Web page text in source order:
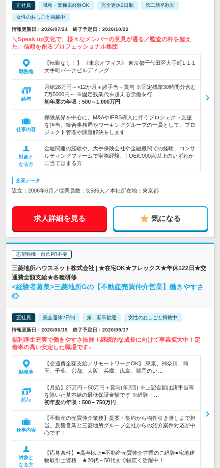
正社員 職種・業種未経験OK 完全週休2日制 第二新卒歓迎
女性のおしごと掲載中
情報更新日：2026/07/24 終了予定日：2026/10/22
＼Speak up文化で、様々なメンバーの意見が通る／監査の枠を超え
た、信頼を創るプロフェッショナル集団
勤務地
【転勤なし！】 《東京オフィス》 東京都千代田区大手町1-1-1
大手町パークビルディング
給与
月給28万円～×12か月＋諸手当＋賞与 ※固定残業30時間分含む
7万5000円～ ※固定残業代を超える労働を行…
初年度の年収： 500～1,000万円
仕事内容
保険業界を中心に、M&AやIFRS導入に伴うプロジェクト支援
を担当。統合事務局やワーキンググループの一員として、プロ
ジェクト管理や課題解決をします
対象と
なる方
金融関連の経験や、大手保険会社や金融機関での経験、コンサ
ルティングファームで実務経験、TOEIC900点以上のいずれか
に当てはまる方
企業データ
設立：2006年6月／従業員数：3,585人／本社所在地：東京都
求人詳細を見る 気になる
志望動機・自己PR不要
三菱地所ハウスネット株式会社 | ★在宅OK★フレックス★年休122日★交
通費全額支給★各種研修
<経験者募集>三菱地所Gの【不動産売買仲介営業】働きやすさ
◎
正社員 完全週休2日制 第二新卒歓迎 女性のおしごと掲載中
情報更新日：2026/06/19 終了予定日：2026/09/17
福利厚生充実で働きやすさ抜群！継続的な成長に向けて事業拡大中！定
着率の高い安定した職場です♪
勤務地
【交通費全額支給／リモートワークOK】 東京、神奈川、埼
玉、千葉、京都、大阪、兵庫、広島、福岡のい…
給与
【月給】27万円～50万円＋賞与(年2回) ※上記金額は諸手当等
を除いた基本給の最低保証金額です ※経験・…
初年度の年収： 500～750万円
仕事内容
【不動産の売買仲介業務】提案・契約から物件引き渡しまで担
当。反響営業と三菱地所グループ会社からの紹介案件対応が中
心です！
対象と
なる方
【応募条件】■高卒以上■不動産売買仲介営業のご経験■宅地建
物取引士資格 ★20代～50代まで幅広く活躍中！